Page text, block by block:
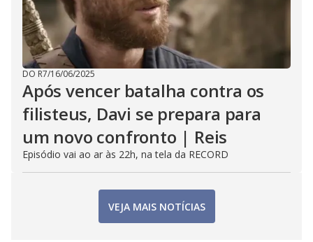
DO R7/16/06/2025
Após vencer batalha contra os
filisteus, Davi se prepara para
um novo confronto | Reis
Episódio vai ao ar às 22h, na tela da RECORD
VEJA MAIS NOTÍCIAS